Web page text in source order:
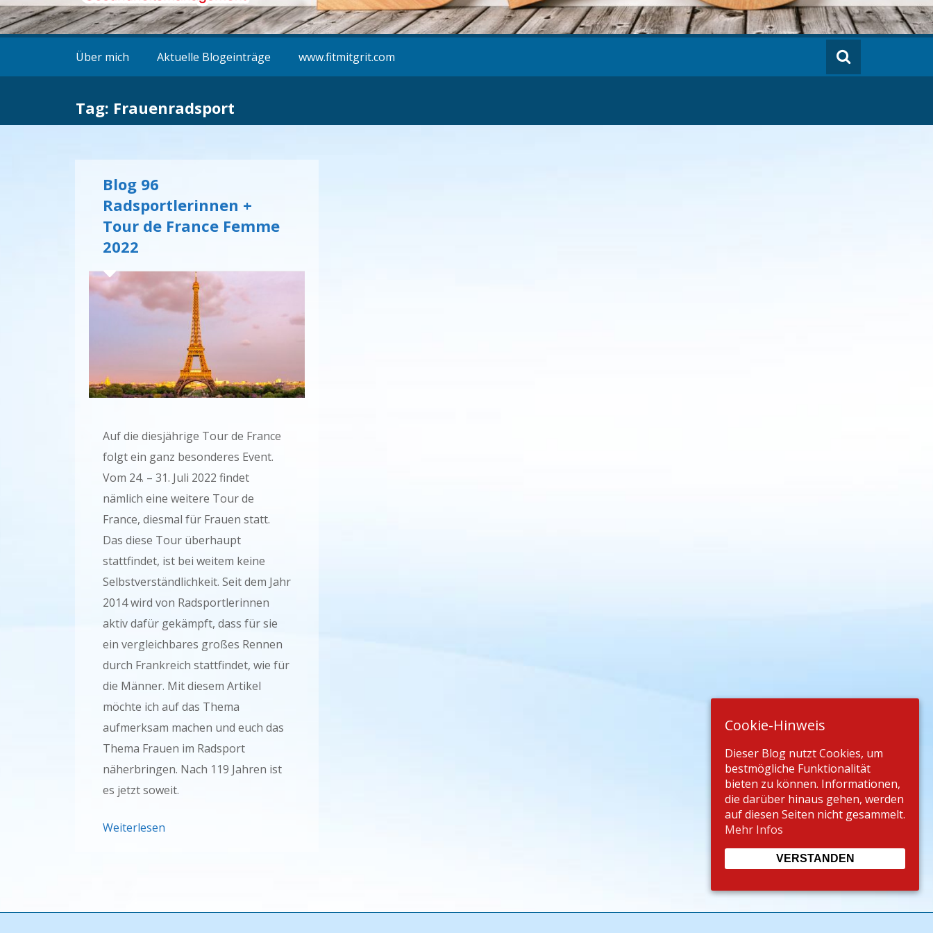
Über mich Aktuelle Blogeinträge www.fitmitgrit.com
Tag: Frauenradsport
Blog 96
Radsportlerinnen +
Tour de France Femme
2022
Auf die diesjährige Tour de France
folgt ein ganz besonderes Event.
Vom 24. – 31. Juli 2022 findet
nämlich eine weitere Tour de
France, diesmal für Frauen statt.
Das diese Tour überhaupt
stattfindet, ist bei weitem keine
Selbstverständlichkeit. Seit dem Jahr
2014 wird von Radsportlerinnen
aktiv dafür gekämpft, dass für sie
ein vergleichbares großes Rennen
durch Frankreich stattfindet, wie für
die Männer. Mit diesem Artikel
möchte ich auf das Thema
aufmerksam machen und euch das
Thema Frauen im Radsport
näherbringen. Nach 119 Jahren ist
es jetzt soweit.
Weiterlesen
Cookie-Hinweis
Dieser Blog nutzt Cookies, um
bestmögliche Funktionalität
bieten zu können. Informationen,
die darüber hinaus gehen, werden
auf diesen Seiten nicht gesammelt.
Mehr Infos
VERSTANDEN